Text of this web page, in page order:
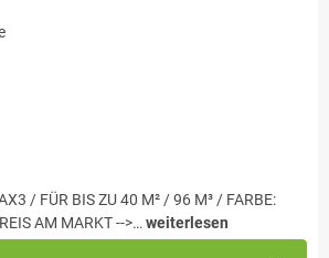
/ FÜR BIS ZU 40 M² / 96 M³ / FARBE:
AM MARKT -->… weiterlesen